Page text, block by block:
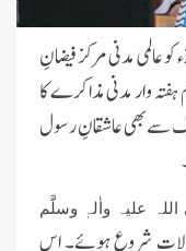
29 ذیقعدہ 1447ھ بمطابق 16 مئی 2026ء کو عالمی مدنی مرکز فیضانِ
وار مدنی مذاکرے کا
ملک سے بھی عاشقانِ رسول
علیہ واٰلہٖ وسلَّم
شروع ہوئے۔ اس